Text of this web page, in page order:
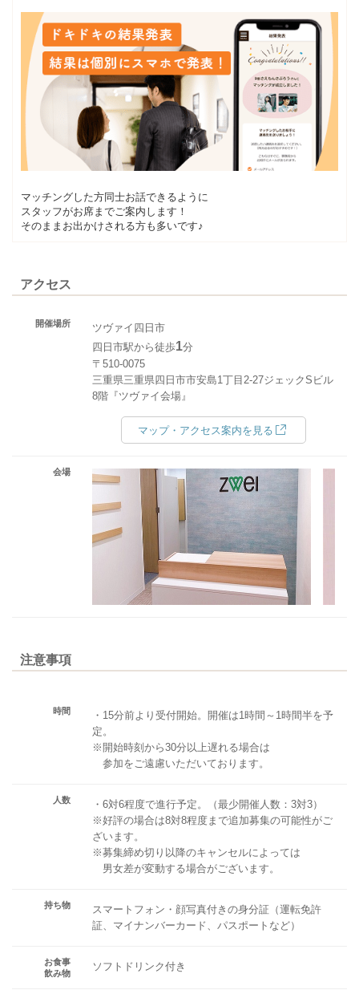
マッチングした方同士お話できるように
スタッフがお席までご案内します！
そのままお出かけされる方も多いです♪
アクセス
開催場所
ツヴァイ四日市
四日市駅から徒歩1分
〒510-0075
三重県三重県四日市市安島1丁目2-27ジェックSビル
8階『ツヴァイ会場』
マップ・アクセス案内を見る
会場
注意事項
時間
・15分前より受付開始。開催は1時間～1時間半を予
定。
※開始時刻から30分以上遅れる場合は
参加をご遠慮いただいております。
人数
・6対6程度で進行予定。（最少開催人数：3対3）
※好評の場合は8対8程度まで追加募集の可能性がご
ざいます。
※募集締め切り以降のキャンセルによっては
男女差が変動する場合がございます。
持ち物
スマートフォン・顔写真付きの身分証（運転免許
証、マイナンバーカード、パスポートなど）
お食事
飲み物
ソフトドリンク付き